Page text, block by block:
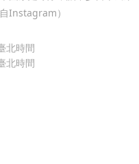
Instagram）
北時間
北時間